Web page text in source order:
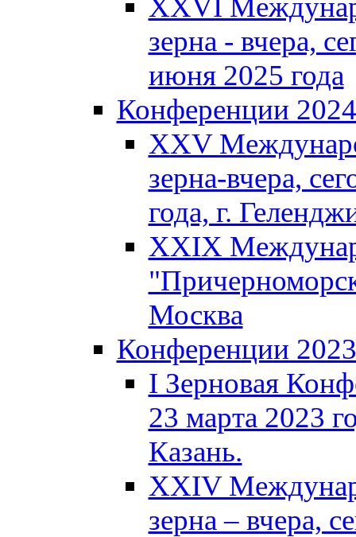
XXVI
зерна - вчера,
июня 2025 года
Конференции 2024
XXV
зерна-вчера,
года, г.
XXIX
Москва
Конференции 2023
I Зерновая
23 марта 2023
Казань.
XXIV
зерна – вчера,